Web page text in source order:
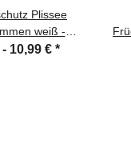
Plissee
weiß -
und
- 10,99 € *